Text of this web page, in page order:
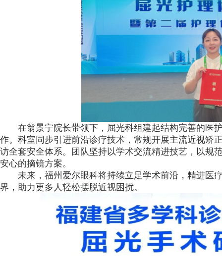
在翁景宁院长带领下，屈光科组建起结构完善的医
作。科室同步引进前沿诊疗技术，常规开展主流近视矫
访全套安全体系。团队坚持以学术交流精进技艺，以规
安心的摘镜方案。
未来，福州爱尔眼科将持续立足学术前沿，精进医
界，助力更多人轻松摆脱近视困扰。